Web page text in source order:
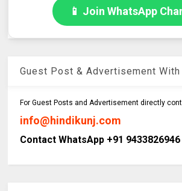
📱 Join WhatsApp
Guest Post & Advertisement With
For Guest Posts and Advertisement directly
info@hindikunj.com
Contact WhatsApp +91 9433826946